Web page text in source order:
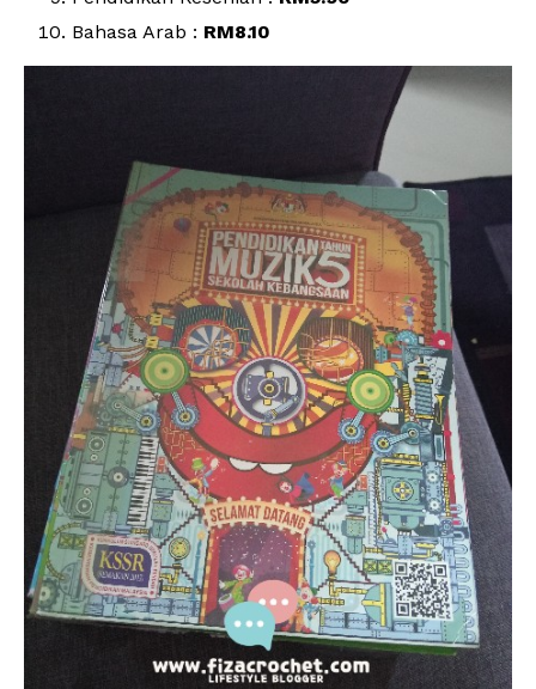
Bahasa Arab : RM8.10